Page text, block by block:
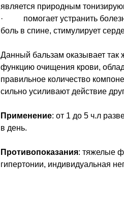
является природным
· помогает устранить
боль в спине, стимулирует
Данный бальзам оказывает
функцию очищения крови,
правильное количество
сильно усиливают действие
Применение: от 1 до 5 ч.л
в день.
Противопоказания: тяжелые
гипертонии, индивидуальная